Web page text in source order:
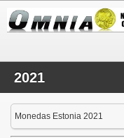
2021
Monedas Estonia 2021